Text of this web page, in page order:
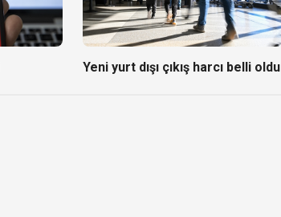
Yeni yurt dışı çıkış harcı belli oldu